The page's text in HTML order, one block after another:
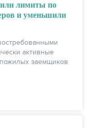
лимиты по
и уменьшили
активные
заемщиков